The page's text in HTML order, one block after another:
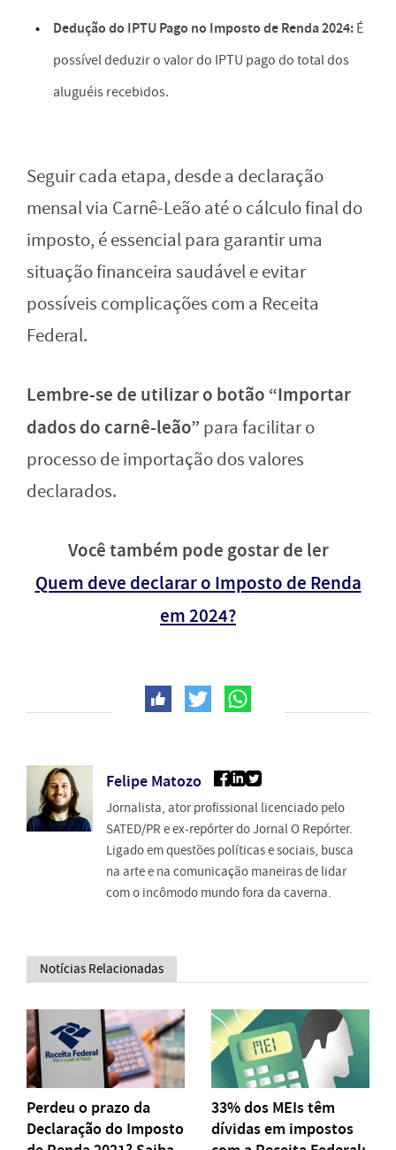
Dedução do IPTU Pago no Imposto de Renda 2024: É
possível deduzir o valor do IPTU pago do total dos
aluguéis recebidos.
Seguir cada etapa, desde a declaração
mensal via Carnê-Leão até o cálculo final do
imposto, é essencial para garantir uma
situação financeira saudável e evitar
possíveis complicações com a Receita
Federal.
Lembre-se de utilizar o botão “Importar
dados do carnê-leão” para facilitar o
processo de importação dos valores
declarados.
Você também pode gostar de ler
Quem deve declarar o Imposto de Renda
em 2024?
Felipe Matozo
Jornalista, ator profissional licenciado pelo
SATED/PR e ex-repórter do Jornal O Repórter.
Ligado em questões políticas e sociais, busca
na arte e na comunicação maneiras de lidar
com o incômodo mundo fora da caverna.
Notícias Relacionadas
Perdeu o prazo da
Declaração do Imposto
33% dos MEIs têm
dívidas em impostos